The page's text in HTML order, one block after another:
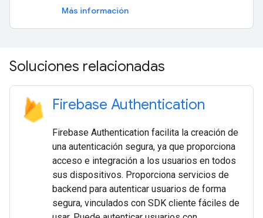
Más información
Soluciones relacionadas
Firebase Authentication
Firebase Authentication facilita la creación de
una autenticación segura, ya que proporciona
acceso e integración a los usuarios en todos
sus dispositivos. Proporciona servicios de
backend para autenticar usuarios de forma
segura, vinculados con SDK cliente fáciles de